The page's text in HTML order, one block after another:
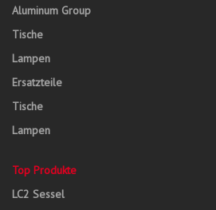
Aluminum Group
Tische
Lampen
Ersatzteile
Tische
Lampen
Top Produkte
LC2 Sessel